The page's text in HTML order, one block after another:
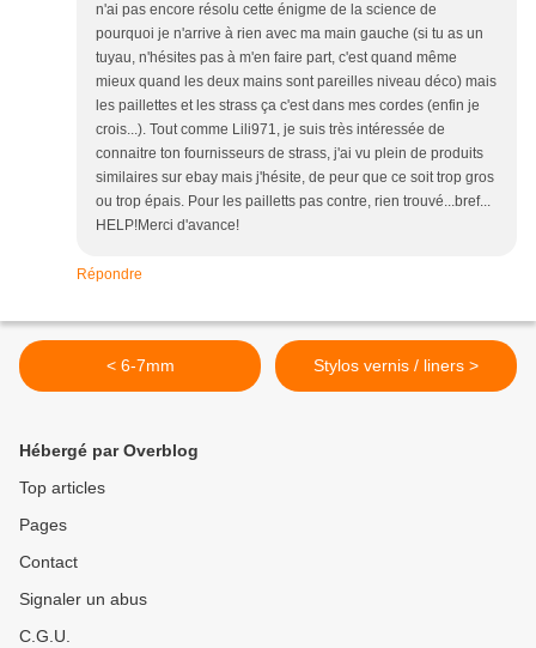
n'ai pas encore résolu cette énigme de la science de
pourquoi je n'arrive à rien avec ma main gauche (si tu as un
tuyau, n'hésites pas à m'en faire part, c'est quand même
mieux quand les deux mains sont pareilles niveau déco) mais
les paillettes et les strass ça c'est dans mes cordes (enfin je
crois...). Tout comme Lili971, je suis très intéressée de
connaitre ton fournisseurs de strass, j'ai vu plein de produits
similaires sur ebay mais j'hésite, de peur que ce soit trop gros
ou trop épais. Pour les pailletts pas contre, rien trouvé...bref...
HELP!Merci d'avance!
Répondre
< 6-7mm Stylos vernis / liners >
Hébergé par Overblog
Top articles
Pages
Contact
Signaler un abus
C.G.U.